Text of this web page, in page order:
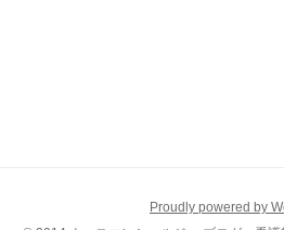
Proudly powered by